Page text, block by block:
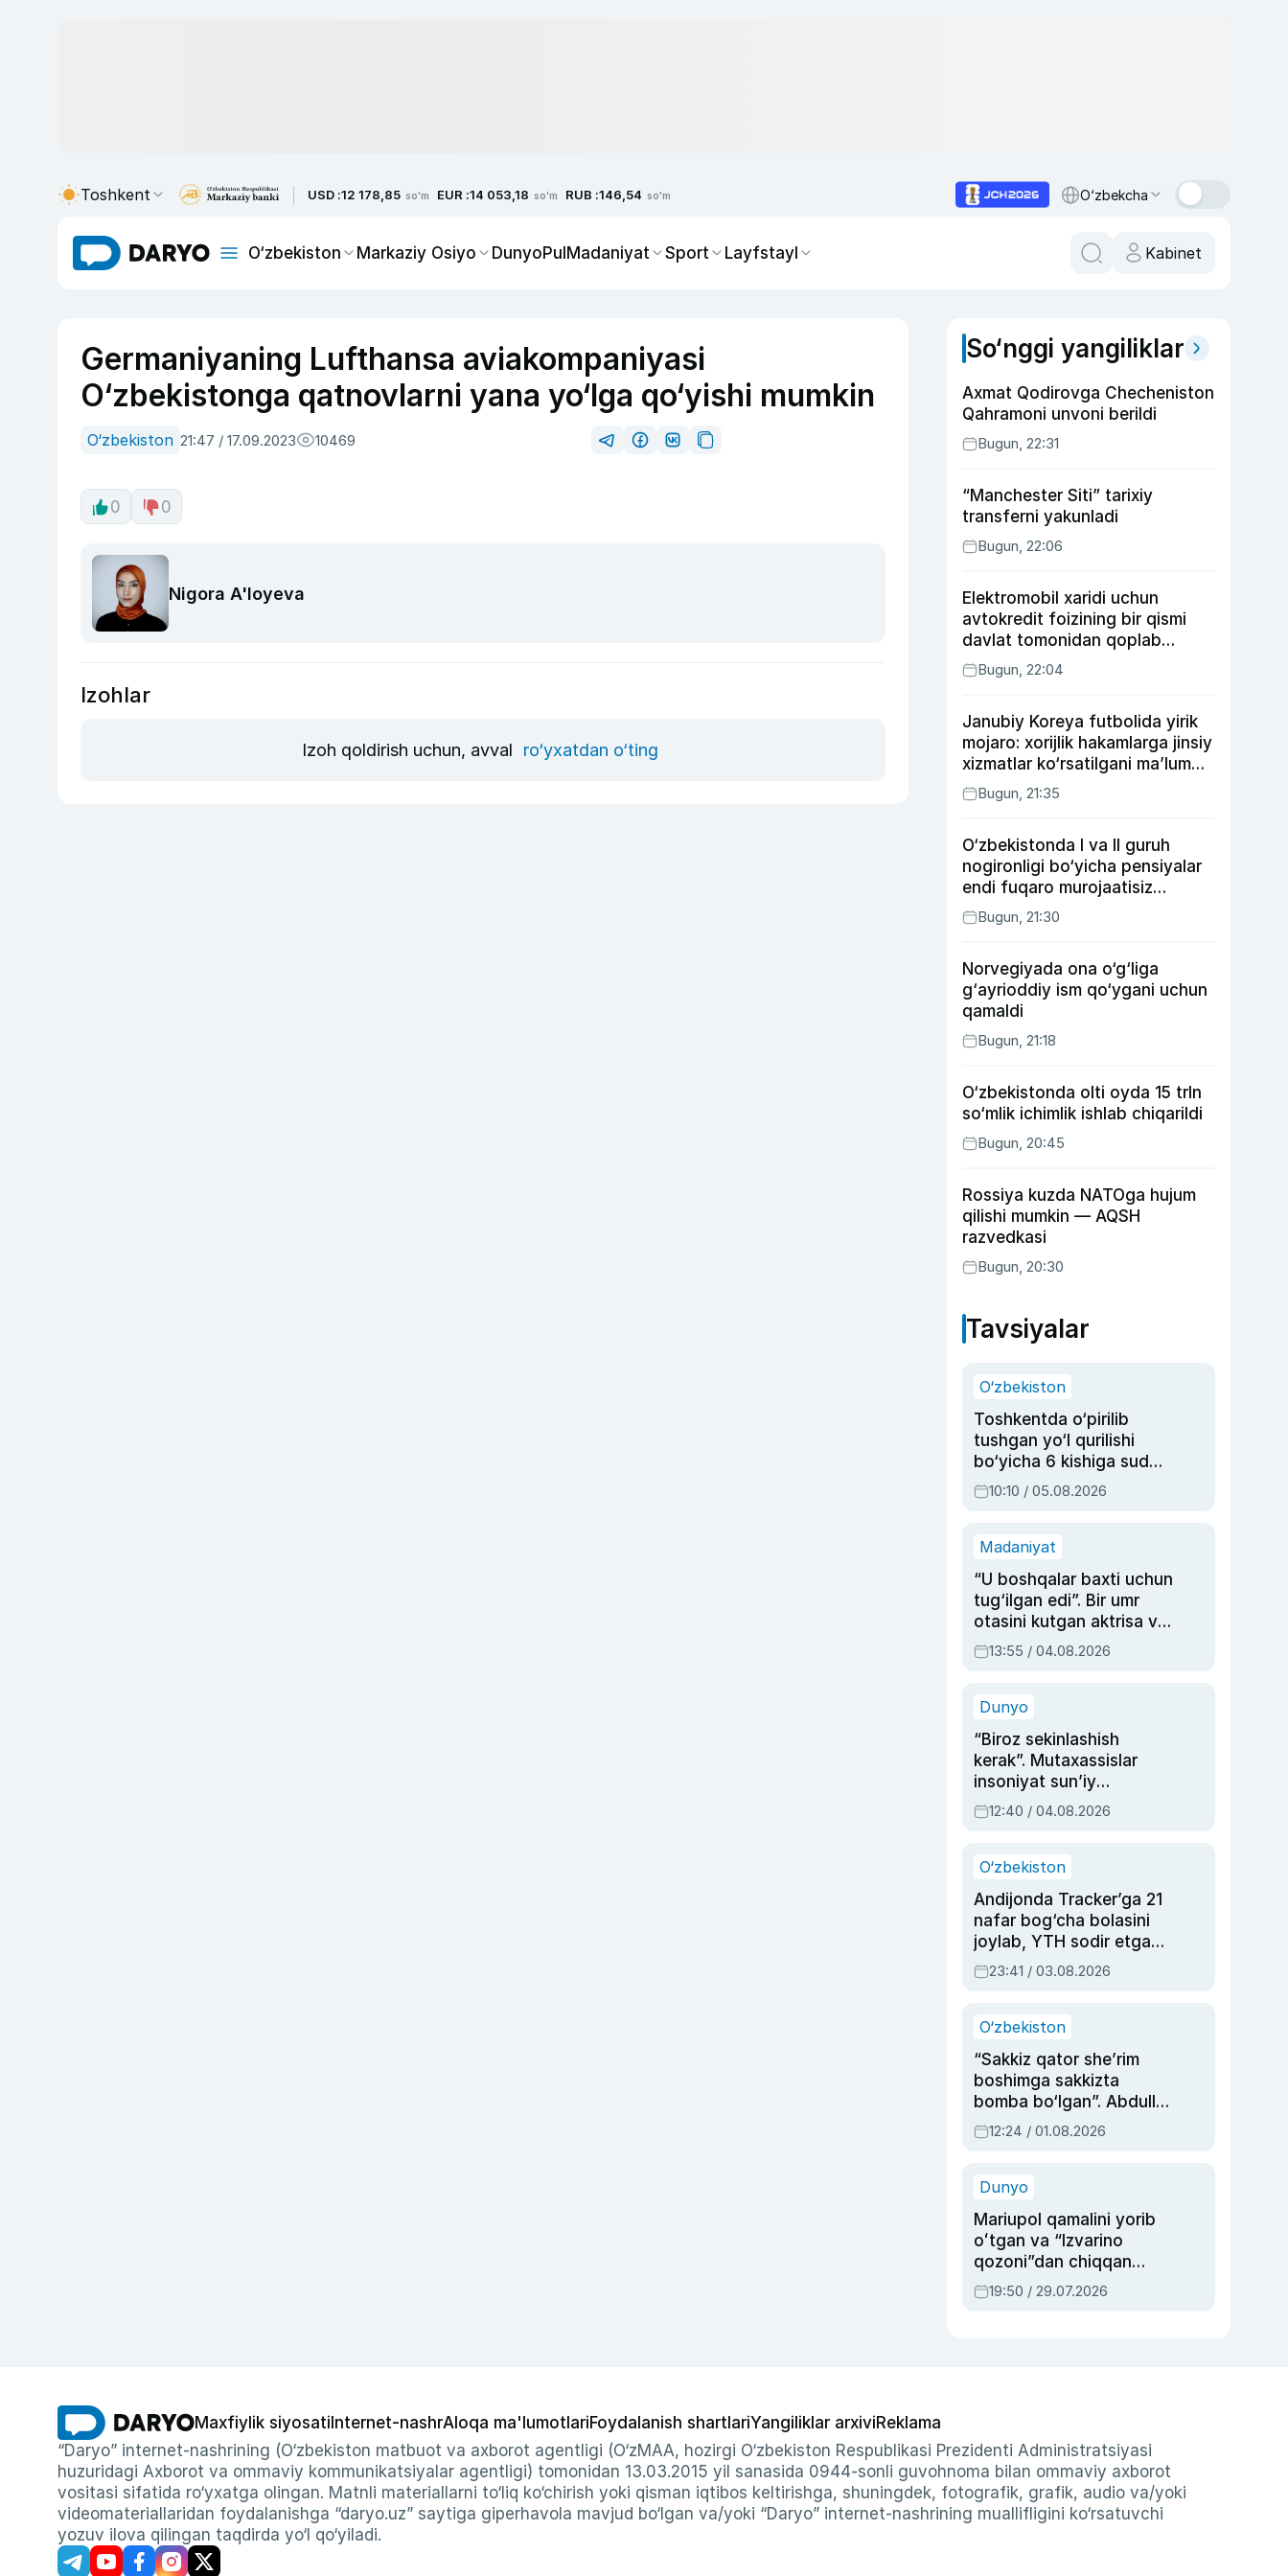
Toshkent USD :12 178,85 so'm EUR :14 053,18 so'm RUB :146,54 so'm O‘zbekcha
O‘zbekiston Markaziy Osiyo DunyoPulMadaniyat Sport Layfstayl Kabinet
Germaniyaning Lufthansa aviakompaniyasi
O‘zbekistonga qatnovlarni yana yo‘lga qo‘yishi mumkin
O‘zbekiston 21:47 / 17.09.2023 10469
0 0
Nigora A'loyeva
Izohlar
Izoh qoldirish uchun, avval ro‘yxatdan o‘ting
So‘nggi yangiliklar
Axmat Qodirovga Checheniston
Qahramoni unvoni berildi
Bugun, 22:31
“Manchester Siti” tarixiy
transferni yakunladi
Bugun, 22:06
Elektromobil xaridi uchun
avtokredit foizining bir qismi
davlat tomonidan qoplab
berilishi mumkin
Bugun, 22:04
Janubiy Koreya futbolida yirik
mojaro: xorijlik hakamlarga jinsiy
xizmatlar ko‘rsatilgani ma’lum
qilindi
Bugun, 21:35
O‘zbekistonda I va II guruh
nogironligi bo‘yicha pensiyalar
endi fuqaro murojaatisiz
tayinlanishi mumkin
Bugun, 21:30
Norvegiyada ona o‘g‘liga
g‘ayrioddiy ism qo‘ygani uchun
qamaldi
Bugun, 21:18
O‘zbekistonda olti oyda 15 trln
so‘mlik ichimlik ishlab chiqarildi
Bugun, 20:45
Rossiya kuzda NATOga hujum
qilishi mumkin — AQSH
razvedkasi
Bugun, 20:30
Tavsiyalar
O‘zbekiston
Toshkentda o‘pirilib
tushgan yo‘l qurilishi
bo‘yicha 6 kishiga sud
hukmi o‘qildi
10:10 / 05.08.2026
Madaniyat
“U boshqalar baxti uchun
tug‘ilgan edi”. Bir umr
otasini kutgan aktrisa va
dublyaj ustasi Rimma
Ahmedovaning
13:55 / 04.08.2026
Dunyo
“Biroz sekinlashish
kerak”. Mutaxassislar
insoniyat sun’iy
intellektni boshqara
olmay qolishidan xavotir
12:40 / 04.08.2026
O‘zbekiston
Andijonda Tracker’ga 21
nafar bog‘cha bolasini
joylab, YTH sodir etgan
ayolga sud hukmi o‘qildi
23:41 / 03.08.2026
O‘zbekiston
“Sakkiz qator she’rim
boshimga sakkizta
bomba bo‘lgan”. Abdulla
Oripovni siyosiy
ayblovlardan asrab
12:24 / 01.08.2026
Dunyo
Mariupol qamalini yorib
oʻtgan va “Izvarino
qozoni”dan chiqqan
qahramon — Ukraina
armiyasi bosh
19:50 / 29.07.2026
Maxfiylik siyosati Internet-nashrAloqa ma'lumotlariFoydalanish shartlariYangiliklar arxiviReklama
“Daryo” internet-nashrining (O‘zbekiston matbuot va axborot agentligi (O‘zMAA, hozirgi O‘zbekiston Respublikasi Prezidenti Administratsiyasi
huzuridagi Axborot va ommaviy kommunikatsiyalar agentligi) tomonidan 13.03.2015 yil sanasida 0944-sonli guvohnoma bilan ommaviy axborot
vositasi sifatida ro‘yxatga olingan. Matnli materiallarni to‘liq ko‘chirish yoki qisman iqtibos keltirishga, shuningdek, fotografik, grafik, audio va/yoki
videomateriallaridan foydalanishga “daryo.uz” saytiga giperhavola mavjud bo‘lgan va/yoki “Daryo” internet-nashrining muallifligini ko‘rsatuvchi
yozuv ilova qilingan taqdirda yo‘l qo‘yiladi.